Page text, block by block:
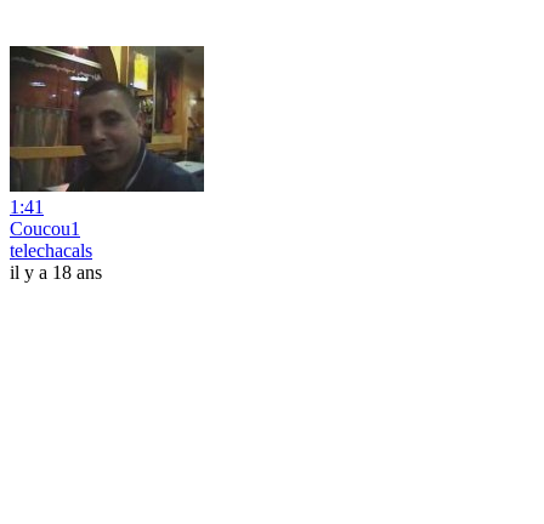
1:41
Coucou1
telechacals
il y a 18 ans